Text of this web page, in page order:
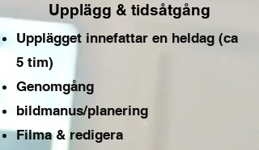
Upplägg & tidsåtgång
Upplägget innefattar en heldag (ca
5 tim)
Genomgång
bildmanus/planering
Filma & redigera